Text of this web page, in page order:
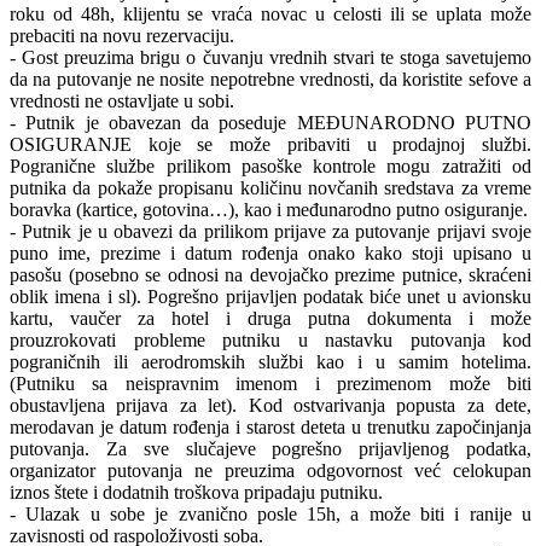
roku od 48h, klijentu se vraća novac u celosti ili se uplata može
prebaciti na novu rezervaciju.
- Gost preuzima brigu o čuvanju vrednih stvari te stoga savetujemo
da na putovanje ne nosite nepotrebne vrednosti, da koristite sefove a
vrednosti ne ostavljate u sobi.
- Putnik je obavezan da poseduje MEĐUNARODNO PUTNO
OSIGURANJE koje se može pribaviti u prodajnoj službi.
Pogranične službe prilikom pasoške kontrole mogu zatražiti od
putnika da pokaže propisanu količinu novčanih sredstava za vreme
boravka (kartice, gotovina…), kao i međunarodno putno osiguranje.
- Putnik je u obavezi da prilikom prijave za putovanje prijavi svoje
puno ime, prezime i datum rođenja onako kako stoji upisano u
pasošu (posebno se odnosi na devojačko prezime putnice, skraćeni
oblik imena i sl). Pogrešno prijavljen podatak biće unet u avionsku
kartu, vaučer za hotel i druga putna dokumenta i može
prouzrokovati probleme putniku u nastavku putovanja kod
pograničnih ili aerodromskih službi kao i u samim hotelima.
(Putniku sa neispravnim imenom i prezimenom može biti
obustavljena prijava za let). Kod ostvarivanja popusta za dete,
merodavan je datum rođenja i starost deteta u trenutku započinjanja
putovanja. Za sve slučajeve pogrešno prijavljenog podatka,
organizator putovanja ne preuzima odgovornost već celokupan
iznos štete i dodatnih troškova pripadaju putniku.
- Ulazak u sobe je zvanično posle 15h, a može biti i ranije u
zavisnosti od raspoloživosti soba.